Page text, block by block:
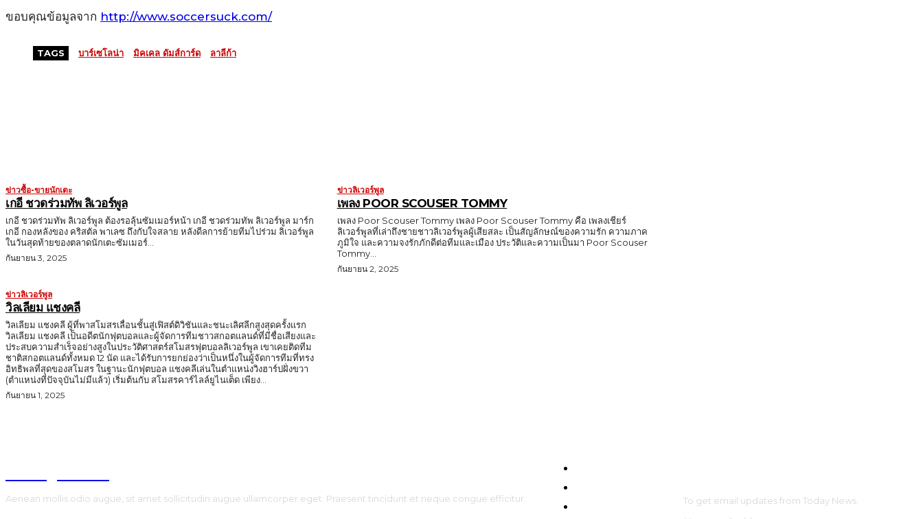
ขอบคุณข้อมูลจาก http://www.soccersuck.com/
TAGS บาร์เซโลน่า มิคเคล ดัมส์การ์ด ลาลีก้า
ข่าวซื้อ-ขายนักเตะ
เกอี ชวดร่วมทัพ ลิเวอร์พูล
เกอี ชวดร่วมทัพ ลิเวอร์พูล ต้องรอลุ้นซัมเมอร์หน้า เกอี ชวดร่วมทัพ ลิเวอร์พูล มาร์ก
เกอี กองหลังของ คริสตัล พาเลซ ถึงกับใจสลาย หลังดีลการย้ายทีมไปร่วม ลิเวอร์พูล
ในวันสุดท้ายของตลาดนักเตะซัมเมอร์...
กันยายน 3, 2025
ข่าวลิเวอร์พูล
เพลง POOR SCOUSER TOMMY
เพลง Poor Scouser Tommy เพลง Poor Scouser Tommy คือ เพลงเชียร์
ลิเวอร์พูลที่เล่าถึงชายชาวลิเวอร์พูลผู้เสียสละ เป็นสัญลักษณ์ของความรัก ความภาค
ภูมิใจ และความจงรักภักดีต่อทีมและเมือง ประวัติและความเป็นมา Poor Scouser
Tommy...
กันยายน 2, 2025
ข่าวลิเวอร์พูล
วิลเลียม แชงคลี
วิลเลียม แชงคลี ผู้ที่พาสโมสรเลื่อนชั้นสู่เฟิสต์ดิวิชันและชนะเลิศลีกสูงสุดครั้งแรก
วิลเลียม แชงคลี เป็นอดีตนักฟุตบอลและผู้จัดการทีมชาวสกอตแลนด์ที่มีชื่อเสียงและ
ประสบความสำเร็จอย่างสูงในประวัติศาสตร์สโมสรฟุตบอลลิเวอร์พูล เขาเคยติดทีม
ชาติสกอตแลนด์ทั้งหมด 12 นัด และได้รับการยกย่องว่าเป็นหนึ่งในผู้จัดการทีมที่ทรง
อิทธิพลที่สุดของสโมสร ในฐานะนักฟุตบอล แชงคลีเล่นในตำแหน่งวิงฮาร์ปฝั่งขวา
(ตำแหน่งที่ปัจจุบันไม่มีแล้ว) เริ่มต้นกับ สโมสรคาร์ไลล์ยูไนเต็ด เพียง...
กันยายน 1, 2025
Aenean mollis odio augue, sit amet sollicitudin augue ullamcorper eget. Praesent tincidunt et neque congue efficitur. To get email updates from Today News.